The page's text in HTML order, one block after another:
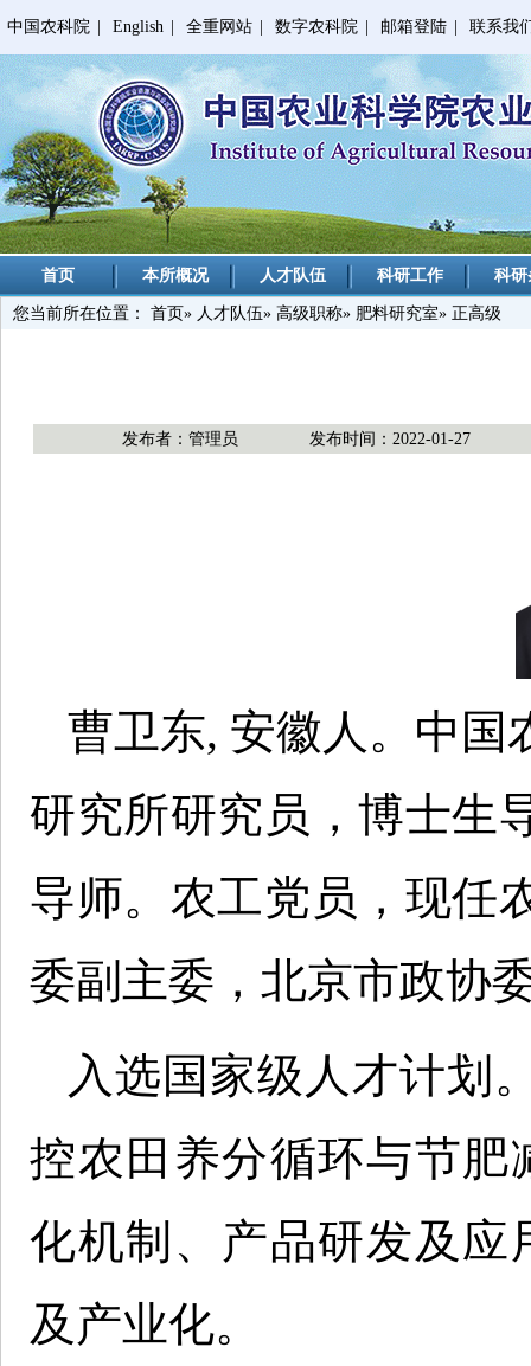
中国农科院 English 全重网站 数字农科院 邮箱登陆 联系我
首页 本所概况 人才队伍 科研工作 科
您当前所在位置： 首页» 人才队伍» 高级职称» 肥料研究室» 正高级
发布者：管理员 发布时间：2022-01-27
曹卫东, 安徽人。中国
研究所研究员，博士生
导师。农工党员，现任
委副主委，北京市政协
入选国家级人才计划
控农田养分循环与节肥
化机制、产品研发及应
及产业化。